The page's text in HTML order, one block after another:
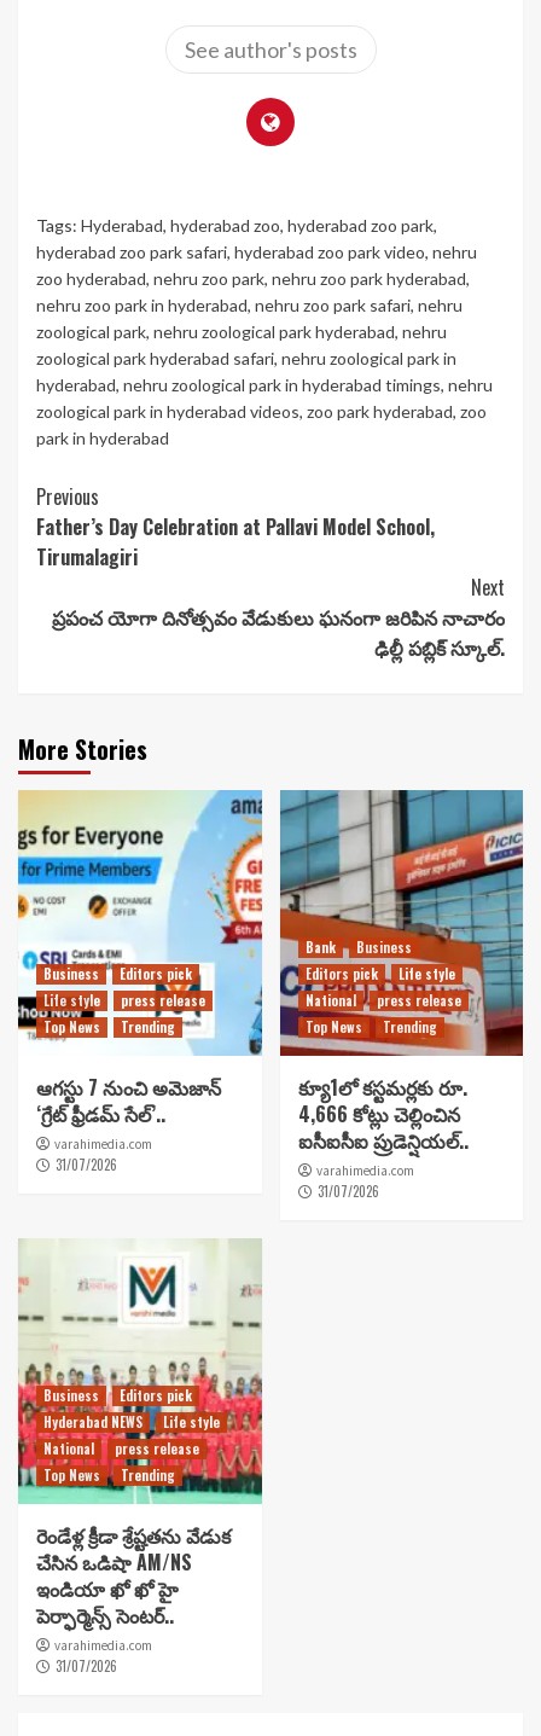
See author's posts
Tags: Hyderabad, hyderabad zoo, hyderabad zoo park,
hyderabad zoo park safari, hyderabad zoo park video, nehru
zoo hyderabad, nehru zoo park, nehru zoo park hyderabad,
nehru zoo park in hyderabad, nehru zoo park safari, nehru
zoological park, nehru zoological park hyderabad, nehru
zoological park hyderabad safari, nehru zoological park in
hyderabad, nehru zoological park in hyderabad timings, nehru
zoological park in hyderabad videos, zoo park hyderabad, zoo
park in hyderabad
Continue
Reading
Previous
Father’s Day Celebration at Pallavi Model School,
Tirumalagiri
Next
ప్రపంచ యోగా దినోత్సవం వేడుకులు ఘనంగా జరిపిన నాచారం
ఢిల్లీ పబ్లిక్ స్కూల్.
More Stories
Business
Editors pick
Life style
press release
Top News
Trending
ఆగస్టు 7 నుంచి అమెజాన్
‘గ్రేట్ ఫ్రీడమ్ సేల్’..
varahimedia.com
31/07/2026
Bank
Business
Editors pick
Life style
National
press release
Top News
Trending
క్యూ1లో కస్టమర్లకు రూ.
4,666 కోట్లు చెల్లించిన
ఐసీఐసీఐ ప్రుడెన్షియల్..
varahimedia.com
31/07/2026
Business
Editors pick
Hyderabad NEWS
Life style
National
press release
Top News
Trending
రెండేళ్ల క్రీడా శ్రేష్టతను వేడుక
చేసిన ఒడిషా AM/NS
ఇండియా ఖో ఖో హై
పెర్ఫార్మెన్స్ సెంటర్..
varahimedia.com
31/07/2026